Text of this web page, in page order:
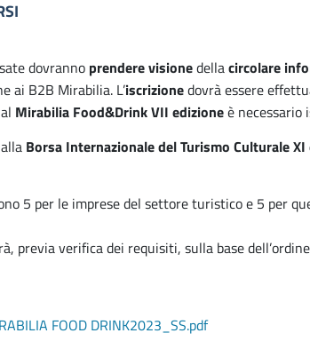
dovranno prendere visionedellacircolare
ai B2B Mirabilia. L’iscrizionedovrà essere
al Mirabilia Food&Drink VII edizioneè necessario
alla Borsa Internazionale del Turismo Culturale
5 per le imprese del settore turistico e 5 per
previa verifica dei requisiti, sulla base
FOOD DRINK2023_SS.pdf